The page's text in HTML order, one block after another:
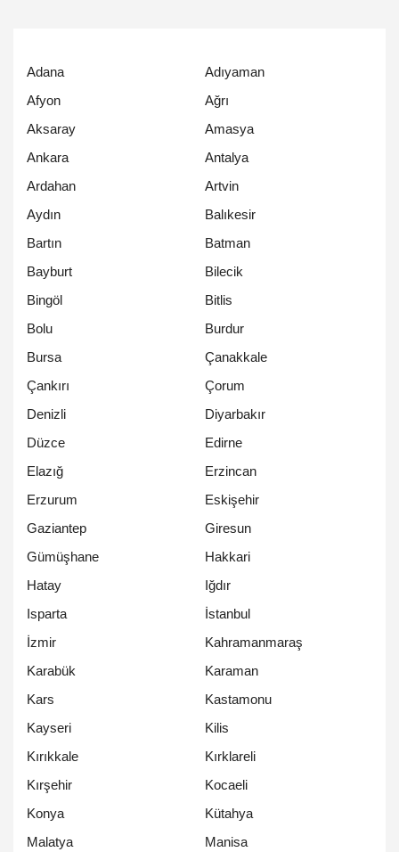
Adana
Adıyaman
Afyon
Ağrı
Aksaray
Amasya
Ankara
Antalya
Ardahan
Artvin
Aydın
Balıkesir
Bartın
Batman
Bayburt
Bilecik
Bingöl
Bitlis
Bolu
Burdur
Bursa
Çanakkale
Çankırı
Çorum
Denizli
Diyarbakır
Düzce
Edirne
Elazığ
Erzincan
Erzurum
Eskişehir
Gaziantep
Giresun
Gümüşhane
Hakkari
Hatay
Iğdır
Isparta
İstanbul
İzmir
Kahramanmaraş
Karabük
Karaman
Kars
Kastamonu
Kayseri
Kilis
Kırıkkale
Kırklareli
Kırşehir
Kocaeli
Konya
Kütahya
Malatya
Manisa